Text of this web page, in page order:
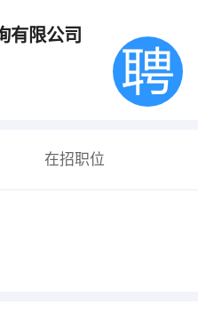
有限公司
在招职位